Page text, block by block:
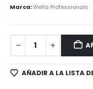
Marca:Wella Professionals
AÑADIR A LA LISTA